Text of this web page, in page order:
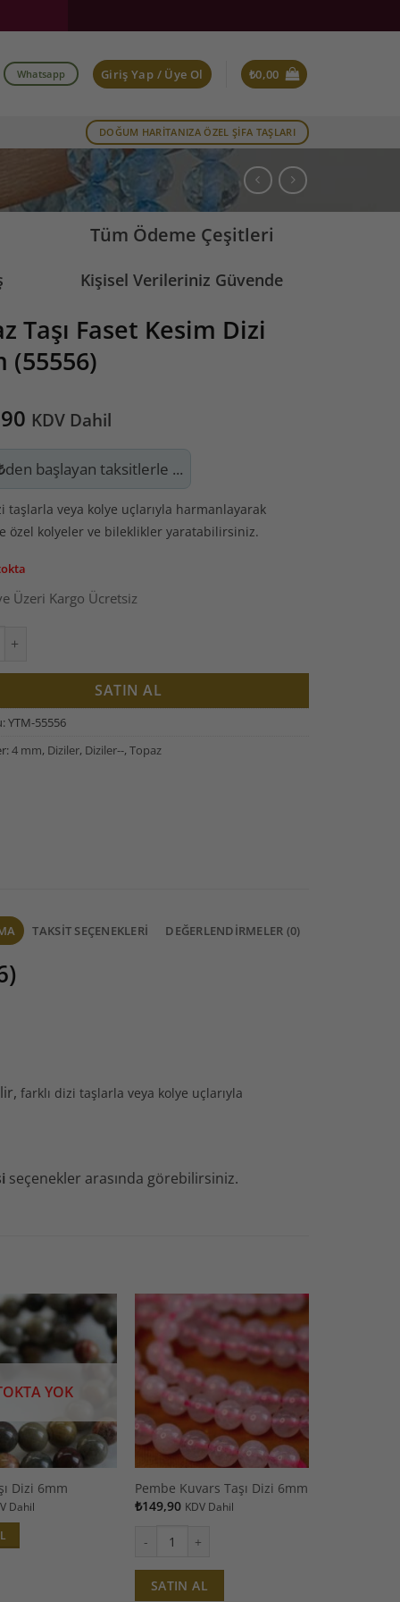
Whatsapp Giriş Yap / Üye Ol ₺0,00
DOĞUM HARİTANIZA ÖZEL ŞİFA TAŞLARI
Tüm Ödeme Çeşitleri
Kişisel Verileriniz Güvende
Taşı Faset Kesim Dizi
(55556)
KDV Dahil
den başlayan taksitlerle ...
taşlarla veya kolye uçlarıyla harmanlayarak
özel kolyeler ve bileklikler yaratabilirsiniz.
Üzeri Kargo Ücretsiz
Faset Kesim Dizi 4mm (55556) adet
SATIN AL
YTM-55556
4 mm, Diziler, Diziler--, Topaz
TAKSIT SEÇENEKLERI DEĞERLENDIRMELER (0)
farklı dizi taşlarla veya kolye uçlarıyla
seçenekler arasında görebilirsiniz.
YOK
Dizi 6mm
Dahil
Pembe Kuvars Taşı Dizi 6mm
₺149,90 KDV Dahil
Pembe Kuvars Taşı Dizi 6mm adet
SATIN AL